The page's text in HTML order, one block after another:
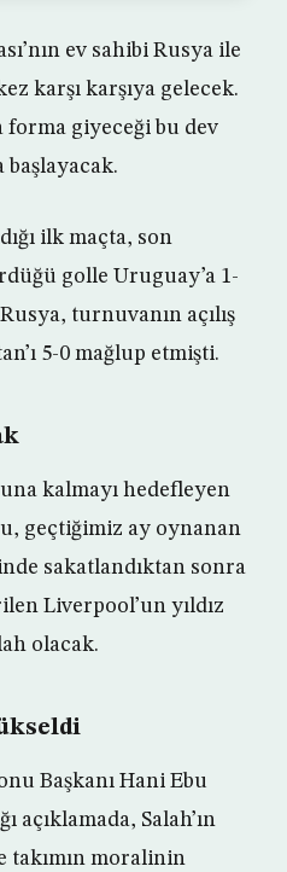
ev sahibi Rusya ile
karşı karşıya gelecek.
forma giyeceği bu dev
başlayacak.
ilk maçta, son
golle Uruguay’a 1-
turnuvanın açılış
5-0 mağlup etmişti.
kalmayı hedefleyen
geçtiğimiz ay oynanan
sakatlandıktan sonra
Liverpool’un yıldız
olacak.
Başkanı Hani Ebu
açıklamada, Salah’ın
takımın moralinin